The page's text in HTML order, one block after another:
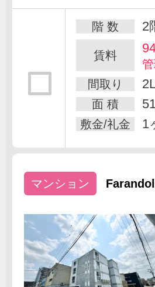
階 数 2
賃料
間取り
面 積
敷金/礼金 1
マンション